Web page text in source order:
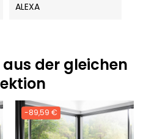
ALEXA
der gleichen
-89,59 €